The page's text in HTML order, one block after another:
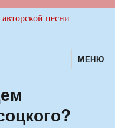
авторскойМЕНЮ